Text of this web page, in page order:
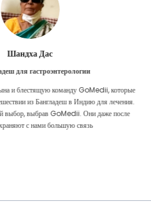
Дас
гастроэнтерологии
блестящую команду GoMedii, которые
из Бангладеш в Индию для лечения.
выбрав GoMedii. Они даже после
с нами большую связь